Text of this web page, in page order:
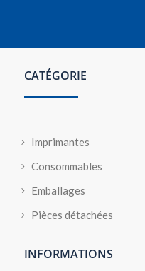
CATÉGORIE
Imprimantes
Consommables
Emballages
Pièces détachées
INFORMATIONS